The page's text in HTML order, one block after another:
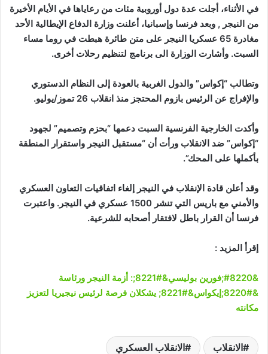
في الأثناء، أجلت عدة دول أوروبية مئات من رعاياها في الأيام الأخيرة
من النيجر , وبعد فرنسا وإسبانيا، أعلنت وزارة الدفاع الإيطالية الأحد
مغادرة 65 عسكريا النيجر على متن طائرة هبطت في روما مساء
السبت. وأشارت الوزارة الى برنامج لتنظيم رحلات أخرى.
وتطالب “إكواس” والدول الغربية بالعودة إلى النظام الدستوري
والإفراج عن الرئيس بازوم المحتجز منذ انقلاب 26 تموز/يوليو.
وأكدت الخارجية الفرنسية السبت دعمها “بحزم وتصميم” لجهود
“إكواس” ضد الانقلاب ورأت أن “مستقبل النيجر واستقرار المنطقة
بأكملها على المحك”.
وقد أعلن قادة الإنقلاب في النيجر إلغاء اتفاقيات التعاون العسكري
والأمني مع باريس التي تنشر 1500 عسكري في النيجر. واعتبرت
فرنسا أن القرار باطل لافتقار أصحابه للشرعية.
إقرأ المزيد :
&#8220;فورين بوليسي&#8221;: أزمة النيجر ورئاسة
&#8220;إيكواس&#8221; يشكلان فرصة لرئيس نيجيريا لتعزيز
مكانته
الانقلاب الانقلاب العسكري